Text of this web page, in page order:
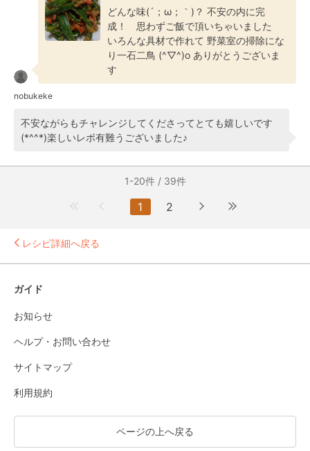
どんな味(´；ω；｀)？ 不安の内に完
成！ 思わずご飯で頂いちゃいました
いろんな具材で作れて 野菜室の掃除にな
り一石二鳥 (^▽^)o ありがとうございま
す
nobukeke
不安ながらもチャレンジしてくださってとても嬉しいです
(*^^*)楽しいレポ有難うございました♪
1-20件 / 39件
1 2
レシピ詳細へ戻る
ガイド
お知らせ
ヘルプ・お問い合わせ
サイトマップ
利用規約
ページの上へ戻る